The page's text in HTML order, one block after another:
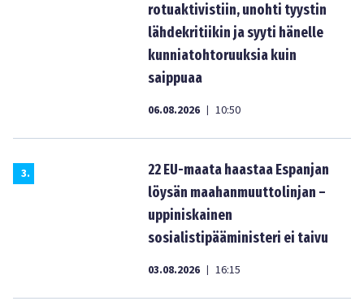
rotuaktivistiin, unohti tyystin
lähdekritiikin ja syyti hänelle
kunniatohtoruuksia kuin
saippuaa
06.08.2026 | 10:50
3.
22 EU-maata haastaa Espanjan
löysän maahanmuuttolinjan –
uppiniskainen
sosialistipääministeri ei taivu
03.08.2026 | 16:15